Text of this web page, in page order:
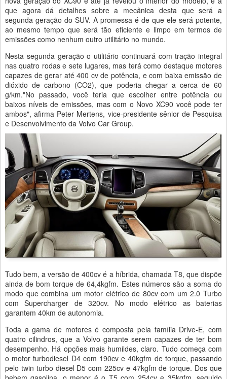
que agora dá detalhes sobre a mecânica desta que será a
segunda geração do SUV. A promessa é de que ele será potente,
ao mesmo tempo que será tão eficiente e limpo em termos de
emissões como nenhum outro utilitário no mundo.
Nesta segunda geração o utilitário continuará com tração integral
nas quatro rodas e sete lugares, mas terá como destaque motores
capazes de gerar até 400 cv de potência, e com baixa emissão de
dióxido de carbono (CO2), que poderia chegar a cerca de 60
g/km."No passado, você teria que escolher entre potência ou
baixos níveis de emissões, mas com o Novo XC90 você pode ter
ambos", afirma Peter Mertens, vice-presidente sênior de Pesquisa
e Desenvolvimento da Volvo Car Group.
Tudo bem, a versão de 400cv é a híbrida, chamada T8, que dispõe
ainda de bom torque de 64,4kgfm. Estes números são a soma do
modo que combina um motor elétrico de 80cv com um 2.0 Turbo
com Supercharger de 320cv. No modo elétrico as baterias
garantem 40km de autonomia.
Toda a gama de motores é composta pela família Drive-E, com
quatro cilindros, que a Volvo garante serem capazes de ter bom
desempenho. Há opções mais humildes, claro. Tudo começa com
o motor turbodiesel D4 com 190cv e 40kgfm de torque, passando
pelo twin turbo diesel D5 com 225cv e 47kgfm de torque. Dos que